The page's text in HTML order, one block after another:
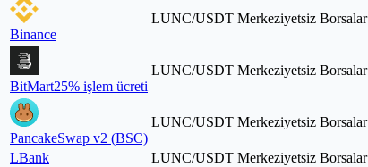
Binance
LUNC/USDT Merkeziyetsiz Borsalar
BitMart25% işlem ücreti
LUNC/USDT Merkeziyetsiz Borsalar
PancakeSwap v2 (BSC)
LUNC/USDT Merkeziyetsiz Borsalar
LBank LUNC/USDT Merkeziyetsiz Borsalar